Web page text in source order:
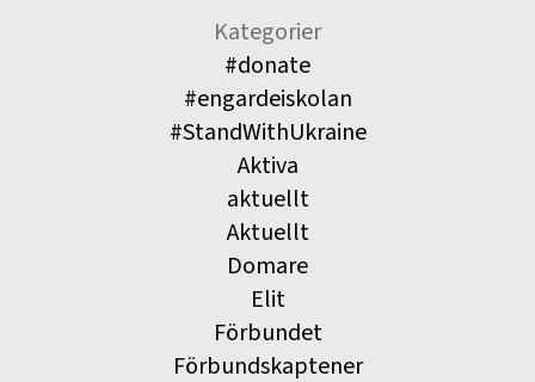
Kategorier
#donate
#engardeiskolan
#StandWithUkraine
Aktiva
aktuellt
Aktuellt
Domare
Elit
Förbundet
Förbundskaptener